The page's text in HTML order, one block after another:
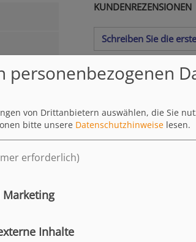
KUNDENREZENSIONEN
Schreiben Sie die
personenbezogenen
von Drittanbietern auswählen, die Sie
bitte unsere Datenschutzhinweise lesen.
erforderlich)
Inhalte